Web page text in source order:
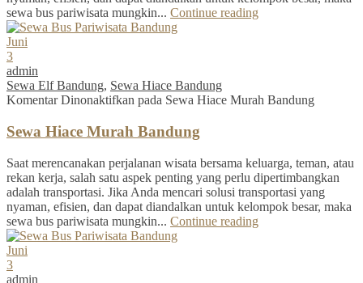
sewa bus pariwisata mungkin... Continue reading
Juni
3
admin
Sewa Elf Bandung, Sewa Hiace Bandung
Komentar Dinonaktifkan pada Sewa Hiace Murah Bandung
Sewa Hiace Murah Bandung
Saat merencanakan perjalanan wisata bersama keluarga, teman, atau
rekan kerja, salah satu aspek penting yang perlu dipertimbangkan
adalah transportasi. Jika Anda mencari solusi transportasi yang
nyaman, efisien, dan dapat diandalkan untuk kelompok besar, maka
sewa bus pariwisata mungkin... Continue reading
Juni
3
admin